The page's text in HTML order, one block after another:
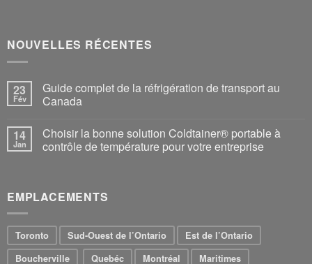
NOUVELLES RÉCENTES
23
Fév
Guide complet de la réfrigération de transport au
Canada
14
Jan
Choisir la bonne solution Coldtainer® portable à
contrôle de température pour votre entreprise
EMPLACEMENTS
Toronto Sud-Ouest de l’Ontario
Est de l’Ontario
Boucherville
Quebéc Montréal Maritimes